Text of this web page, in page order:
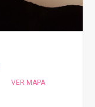
VER MAPA